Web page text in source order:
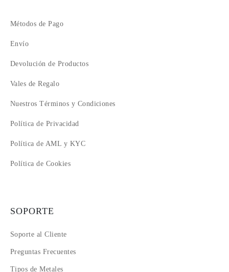
Métodos de Pago
Envío
Devolución de Productos
Vales de Regalo
Nuestros Términos y Condiciones
Política de Privacidad
Política de AML y KYC
Política de Cookies
SOPORTE
Soporte al Cliente
Preguntas Frecuentes
Tipos de Metales